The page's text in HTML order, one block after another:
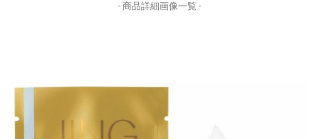
- 商品詳細画像一覧 -